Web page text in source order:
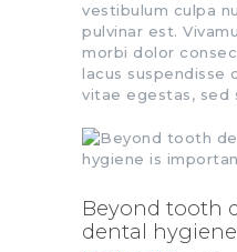
vestibulum culpa
pulvinar est.
morbi dolor
lacus suspendisse
vitae egestas, sed
Beyond tooth
dental